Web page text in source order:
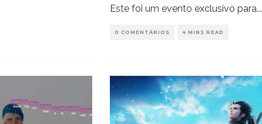
Este foi um evento exclusivo para...
0 COMENTÁRIOS 4 MINS READ